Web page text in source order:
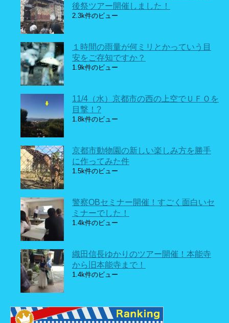
後祭ツアー開催しました！
2.3k件のビュー
１時間の雨量が何ミリとかっていう目
安をご存知ですか？
1.9k件のビュー
11/4（水）京都市の西の上空でＵＦＯを
目撃！?
1.8k件のビュー
京都市動物園の新しい楽しみ方を勝手
に作ってみた件
1.5k件のビュー
警察OBセミナー開催！すごく面白いセ
ミナーでした！
1.4k件のビュー
織田信長ゆかりのツアー開催！本能寺
から旧本能寺まで！
1.4k件のビュー